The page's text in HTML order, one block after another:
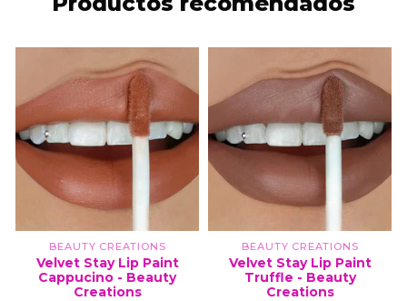
BEAUTY CREATIONS
Velvet Stay Lip Paint
Cappucino - Beauty
Creations
BEAUTY CREATIONS
Velvet Stay Lip Paint
Truffle - Beauty
Creations